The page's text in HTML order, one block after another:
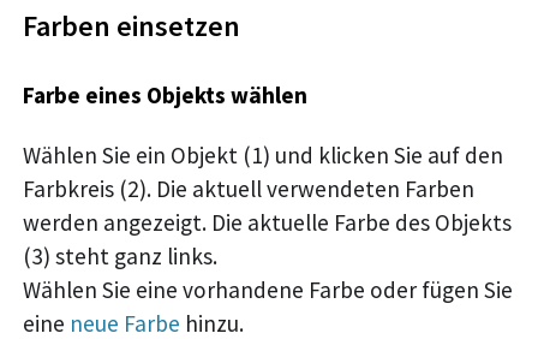
Farben einsetzen
Farbe eines Objekts wählen
Wählen Sie ein Objekt (1) und klicken Sie auf den
Farbkreis (2). Die aktuell verwendeten Farben
werden angezeigt. Die aktuelle Farbe des Objekts
(3) steht ganz links.
Wählen Sie eine vorhandene Farbe oder fügen Sie
eine neue Farbe hinzu.